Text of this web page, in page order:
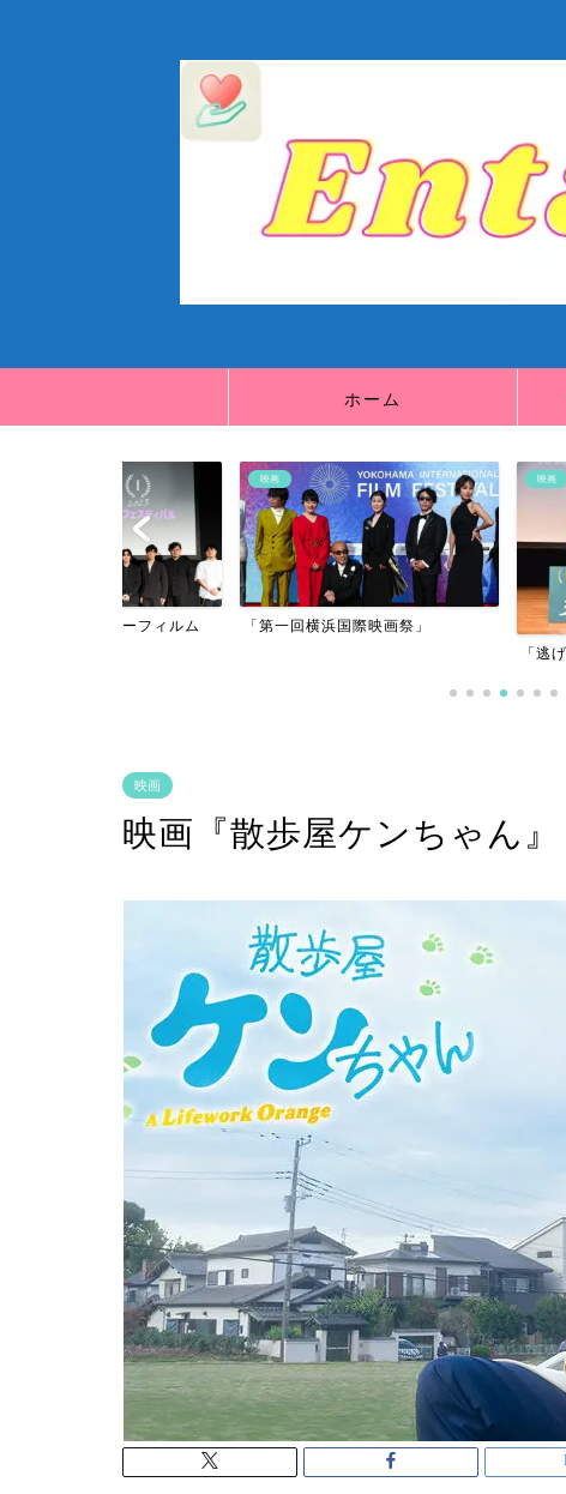
ホーム
映画
「第一回横浜国際映画祭」
映画
映画
映画『散歩屋ケンちゃん』